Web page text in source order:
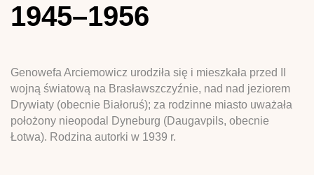
1945–1956
Genowefa Arciemowicz urodziła się i mieszkała przed II
wojną światową na Brasławszczyźnie, nad nad jeziorem
Drywiaty (obecnie Białoruś); za rodzinne miasto uważała
położony nieopodal Dyneburg (Daugavpils, obecnie
Łotwa). Rodzina autorki w 1939 r.